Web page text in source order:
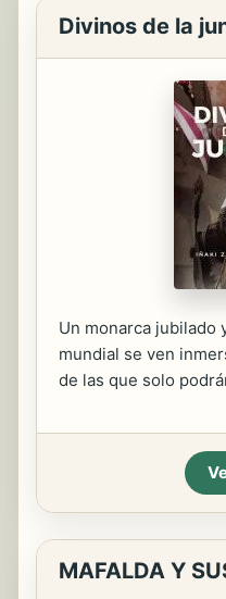
Divinos de la
Un monarca jubilado
mundial se ven
de las que solo
MAFALDA Y